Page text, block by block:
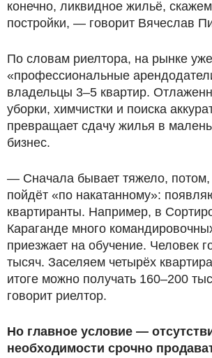
конечно, ликвидное жильё,
постройки, — говорит Вячеслав
По словам риелтора, на рынке
«профессиональные
владельцы 3–5 квартир.
уборки, химчистки и поиска
превращает сдачу жилья в
бизнес.
— Сначала бывает тяжело, потом,
пойдёт «по накатанному»:
квартиранты. Например, в
Караганде много
приезжает на обучение. Человек
тысяч. Заселяем четырёх
итоге можно получать 160–200
говорит риелтор.
Но главное условие —
необходимости срочно